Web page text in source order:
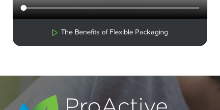
The Benefits of Flexible Packaging